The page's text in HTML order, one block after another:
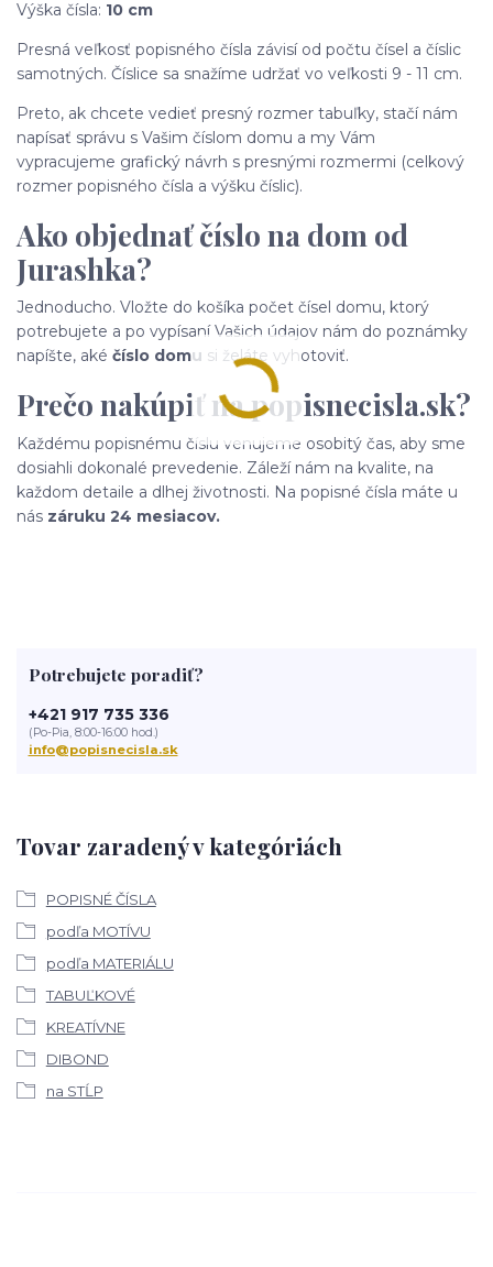
Výška čísla: 10 cm
Presná veľkosť popisného čísla závisí od počtu čísel a číslic
samotných. Číslice sa snažíme udržať vo veľkosti 9 - 11 cm.
Preto, ak chcete vedieť presný rozmer tabuľky, stačí nám
napísať správu s Vašim číslom domu a my Vám
vypracujeme grafický návrh s presnými rozmermi (celkový
rozmer popisného čísla a výšku číslic).
Ako objednať číslo na dom od
Jurashka?
Jednoducho. Vložte do košíka počet čísel domu, ktorý
potrebujete a po vypísaní Vašich údajov nám do poznámky
napíšte, aké číslo domu si želáte vyhotoviť.
Prečo nakúpiť na popisnecisla.sk?
Každému popisnému číslu venujeme osobitý čas, aby sme
dosiahli dokonalé prevedenie. Záleží nám na kvalite, na
každom detaile a dlhej životnosti. Na popisné čísla máte u
nás záruku 24 mesiacov.
Tovar zaradený v kategóriách
POPISNÉ ČÍSLA
podľa MOTÍVU
podľa MATERIÁLU
TABUĽKOVÉ
KREATÍVNE
DIBOND
na STĹP
Potrebujete poradiť?
+421 917 735 336
(Po-Pia, 8:00-16:00 hod.)
info@popisnecisla.sk